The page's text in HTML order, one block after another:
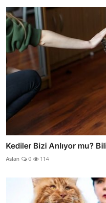
Kediler Bizi Anlıyor mu?
Aslan 0 114